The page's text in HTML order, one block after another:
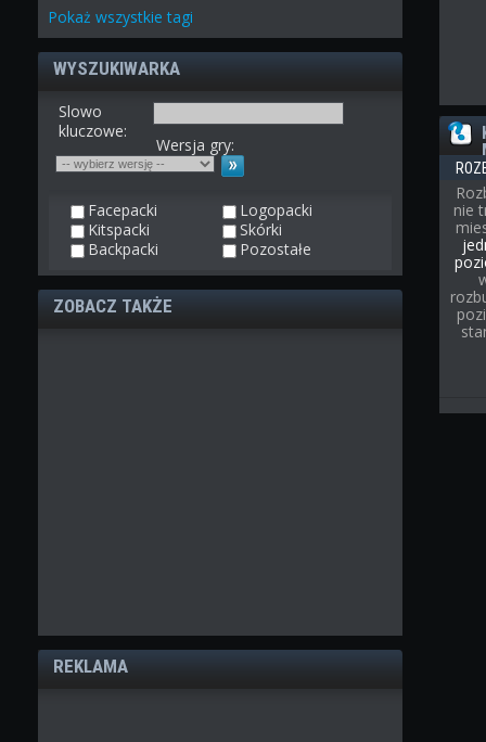
Pokażwszystkie tagi
WYSZUKIWARKA
Slowo
kluczowe:
Wersja gry:
Facepacki
Logopacki
Kitspacki
Skórki
Backpacki
Pozostałe
ZOBACZ TAKŻE
REKLAMA
nie